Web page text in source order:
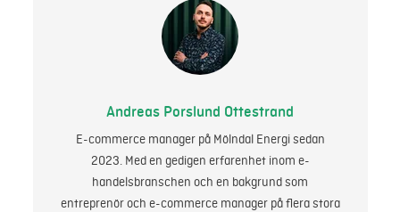
Andreas Porslund Ottestrand
E-commerce manager på Mölndal Energi sedan
2023. Med en gedigen erfarenhet inom e-
handelsbranschen och en bakgrund som
entreprenör och e-commerce manager på flera stora